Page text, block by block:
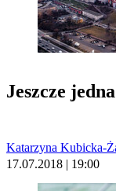
Jeszcze
Katarzyna Kubicka-
17.07.2018 | 19:00